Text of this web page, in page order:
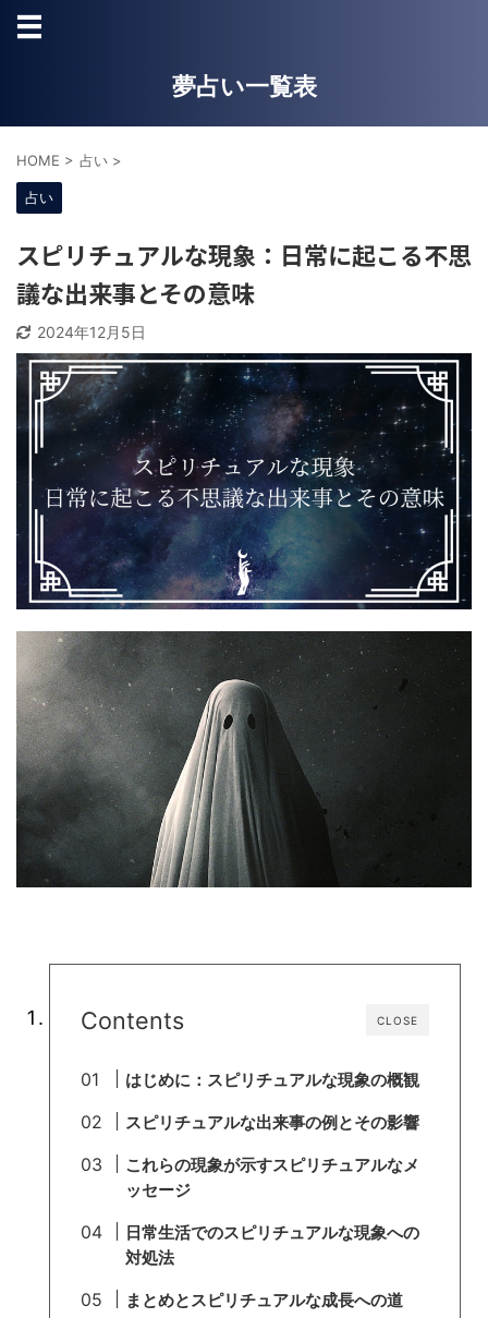
夢占い一覧表
HOME > 占い >
占い
スピリチュアルな現象：日常に起こる不思
議な出来事とその意味
2024年12月5日
CLOSE
Contents
はじめに：スピリチュアルな現象の概観
スピリチュアルな出来事の例とその影響
これらの現象が示すスピリチュアルなメ
ッセージ
日常生活でのスピリチュアルな現象への
対処法
まとめとスピリチュアルな成長への道